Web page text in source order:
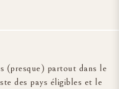
(presque) partout dans le
des pays éligibles et le